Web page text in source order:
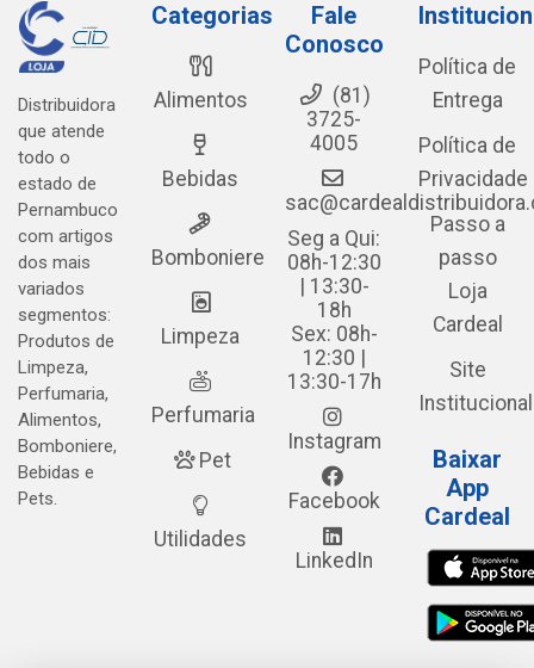
Distribuidora
que atende
todo o
estado de
Pernambuco
com artigos
dos mais
variados
segmentos:
Produtos de
Limpeza,
Perfumaria,
Alimentos,
Bomboniere,
Bebidas e
Pets.
Categorias
Alimentos
Bebidas
Bomboniere
Limpeza
Perfumaria
Pet
Utilidades
Fale
Conosco
(81)
3725-
4005
Seg a Qui:
08h-12:30
| 13:30-
18h
Sex: 08h-
12:30 |
13:30-17h
Instagram
Facebook
LinkedIn
Política de
Entrega
Política de
Privacidade
Passo a
passo
Loja
Cardeal
Site
Institucional
Baixar
App
Cardeal